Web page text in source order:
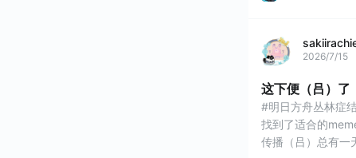
2026/7/15
这下便（吕）了
#明日方舟丛林症
找到了适合的
传播（吕）总有一